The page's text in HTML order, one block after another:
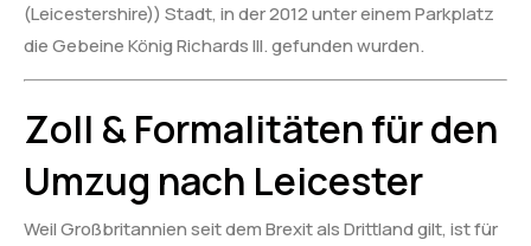
(Leicestershire)) Stadt, in der 2012 unter einem Parkplatz
die Gebeine König Richards III. gefunden wurden.
Zoll & Formalitäten für den
Umzug nach Leicester
Weil Großbritannien seit dem Brexit als Drittland gilt, ist für